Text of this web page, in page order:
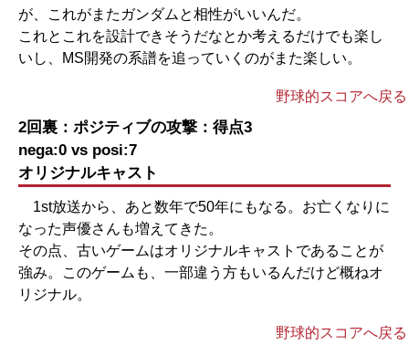
が、これがまたガンダムと相性がいいんだ。
これとこれを設計できそうだなとか考えるだけでも楽し
いし、MS開発の系譜を追っていくのがまた楽しい。
野球的スコアへ戻る
2回裏：ポジティブの攻撃：得点3
nega:0 vs posi:7
オリジナルキャスト
1st放送から、あと数年で50年にもなる。お亡くなりに
なった声優さんも増えてきた。
その点、古いゲームはオリジナルキャストであることが
強み。このゲームも、一部違う方もいるんだけど概ねオ
リジナル。
野球的スコアへ戻る